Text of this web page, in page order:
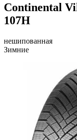
Continental
107H
нешипованная
Зимние